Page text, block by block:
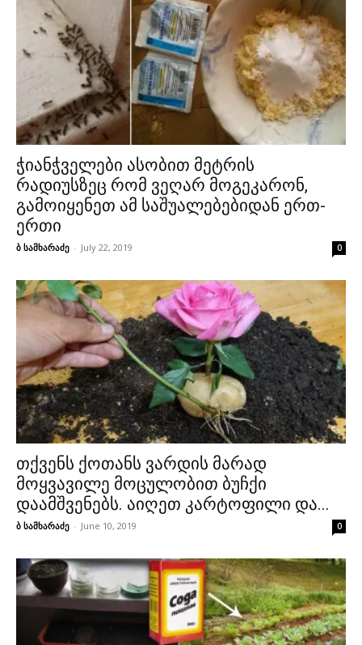
ჭიანჭველები ასობით მეტრის
რადიუსზეც რომ ვეღარ მოგეკარონ,
გამოიყენეთ ამ საშუალებებიდან ერთ-
ერთი
ბ სამხარაძე - July 22, 2019 0
თქვენს ქოთანს ვარდის მარად
მოყვავილე მოცულობით ბუჩქი
დაამშვენებს. აიღეთ კარტოფილი და...
ბ სამხარაძე - June 10, 2019 0